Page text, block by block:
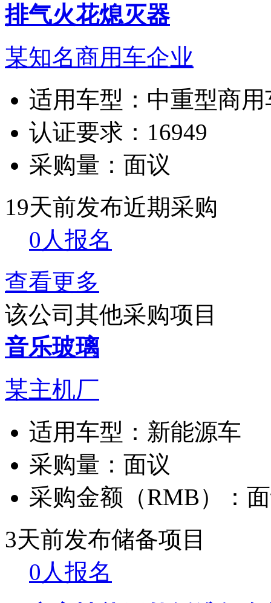
排气火花熄灭器
某知名商用车企业
适用车型： 中重型商
认证要求： 16949
采购量： 面议
19天前发布近期采购
0人报名
查看更多
该公司其他采购项目
音乐玻璃
某主机厂
适用车型： 新能源车
采购量： 面议
采购金额（RMB）：
3天前发布储备项目
0人报名